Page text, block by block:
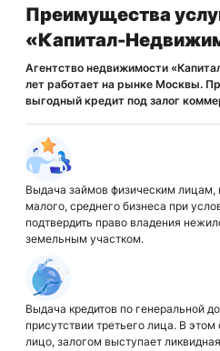
Преимущества
«Капитал-
Агентство недвижимости
лет работает на рынке Москвы.
выгодный кредит под залог
Выдача займов физическим лицам,
малого, среднего бизнеса при
подтвердить право владения
земельным участком.
Выдача кредитов по генеральной
присутствии третьего лица. В
лицо, залогом выступает